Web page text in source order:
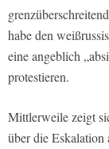
habe den
eine angeblich
protestieren.
Mittlerweile zeigt
über die